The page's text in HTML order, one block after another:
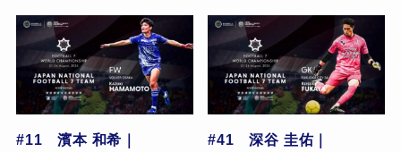
#11 濱本 和希｜
#41 深谷 圭佑｜